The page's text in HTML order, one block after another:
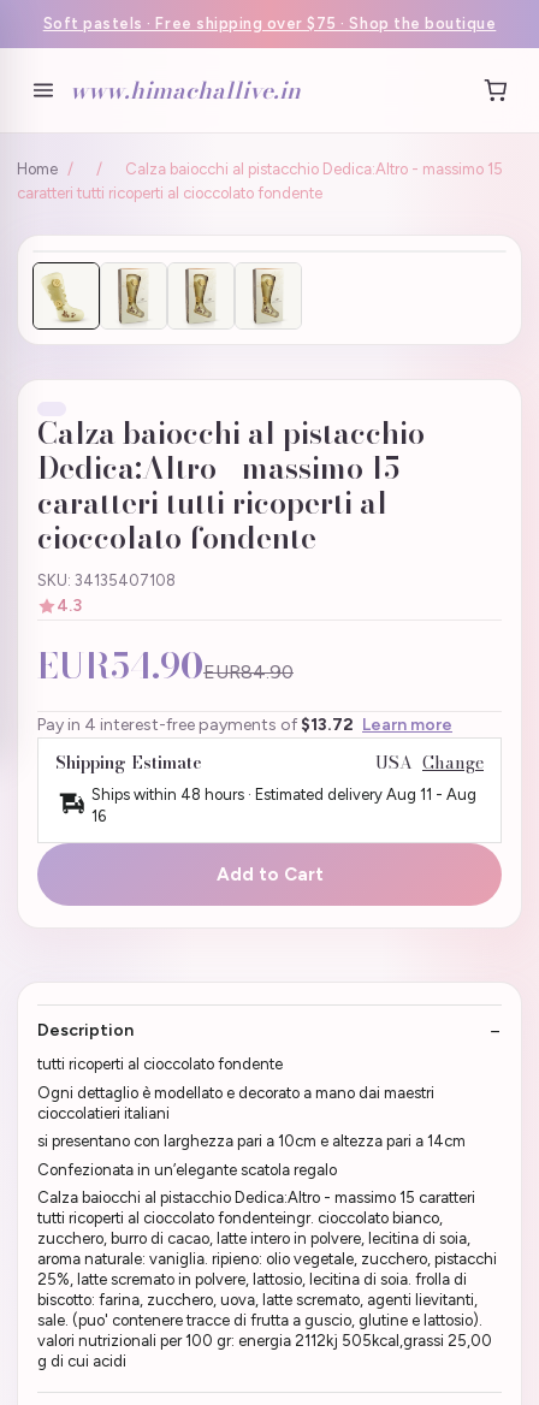
Soft pastels · Free shipping over $75 · Shop the boutique
www.himachallive.in
Home / /
Calza baiocchi al pistacchio Dedica:Altro - massimo 15
caratteri tutti ricoperti al cioccolato fondente
Calza baiocchi al pistacchio
Dedica:Altro - massimo 15
caratteri tutti ricoperti al
cioccolato fondente
SKU: 34135407108
4.3
EUR54.90EUR84.90
Pay in 4 interest-free payments of $13.72 Learn more
Shipping Estimate USA Change
Ships within 48 hours · Estimated delivery Aug 11 - Aug
16
Add to Cart
Description
tutti ricoperti al cioccolato fondente
Ogni dettaglio è modellato e decorato a mano dai maestri
cioccolatieri italiani
si presentano con larghezza pari a 10cm e altezza pari a 14cm
Confezionata in un’elegante scatola regalo
Calza baiocchi al pistacchio Dedica:Altro - massimo 15 caratteri
tutti ricoperti al cioccolato fondenteingr. cioccolato bianco,
zucchero, burro di cacao, latte intero in polvere, lecitina di soia,
aroma naturale: vaniglia. ripieno: olio vegetale, zucchero, pistacchi
25%, latte scremato in polvere, lattosio, lecitina di soia. frolla di
biscotto: farina, zucchero, uova, latte scremato, agenti lievitanti,
sale. (puo' contenere tracce di frutta a guscio, glutine e lattosio).
valori nutrizionali per 100 gr: energia 2112kj 505kcal,grassi 25,00
g di cui acidi